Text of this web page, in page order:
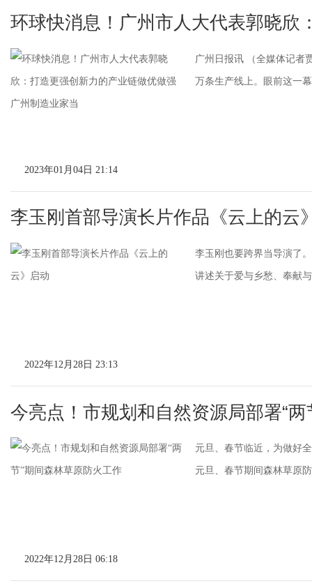
环球快消息！广州市人大代表郭晓欣
广州日报讯 （全媒体记者
万条生产线上。眼前这一
2023年01月04日 21:14
李玉刚首部导演长片作品《云上的云
李玉刚也要跨界当导演了
讲述关于爱与乡愁、奉献
2022年12月28日 23:13
今亮点！市规划和自然资源局部署“两
元旦、春节临近，为做好
元旦、春节期间森林草原
2022年12月28日 06:18